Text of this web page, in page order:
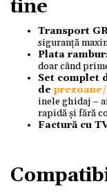
tine
Transport
siguranță
Plata
doar când
Set complet
de
inele ghidaj –
rapidă și fără
Factură cu